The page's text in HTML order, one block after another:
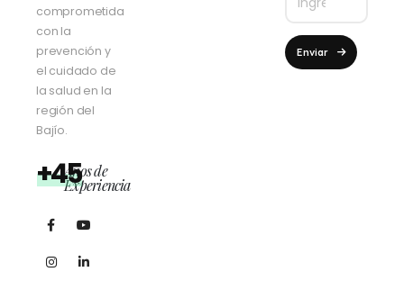
comprometida
con la
prevención y
el cuidado de
la salud en la
región del
Bajío.
+45Años de
Experiencia
Enviar